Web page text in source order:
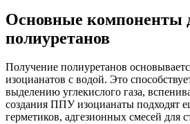
Основные компоненты
полиуретанов
Получение полиуретанов
изоцианатов с водой. Это
выделению углекислого газа,
создания ППУ изоцианаты подходят
герметиков, адгезионных смесей для